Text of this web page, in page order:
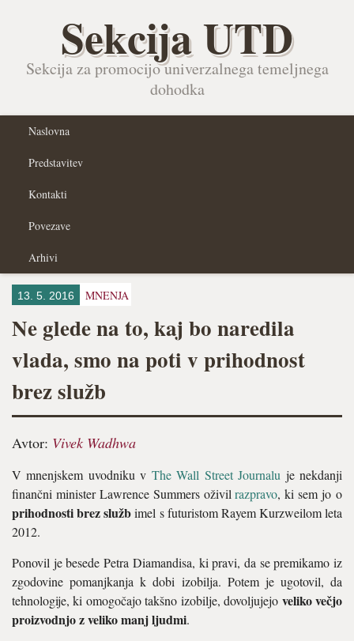
Sekcija UTD
Sekcija za promocijo univerzalnega temeljnega
dohodka
Naslovna
Predstavitev
Kontakti
Povezave
Arhivi
13. 5. 2016 MNENJA
Ne glede na to, kaj bo naredila
vlada, smo na poti v prihodnost
brez služb
Avtor: Vivek Wadhwa
V mnenjskem uvodniku v The Wall Street Journalu je nekdanji
finančni minister Lawrence Summers oživilrazpravo, ki sem jo o
prihodnosti brez službimel s futuristom Rayem Kurzweilom leta
2012.
Ponovil je besede Petra Diamandisa, ki pravi, da se premikamo iz
zgodovine pomanjkanja k dobi izobilja. Potem je ugotovil, da
tehnologije, ki omogočajo takšno izobilje, dovoljujejo veliko večjo
proizvodnjo z veliko manj ljudmi.